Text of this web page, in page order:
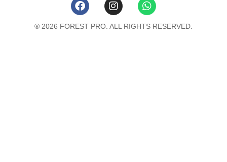
® 2026 FOREST PRO. ALL RIGHTS RESERVED.